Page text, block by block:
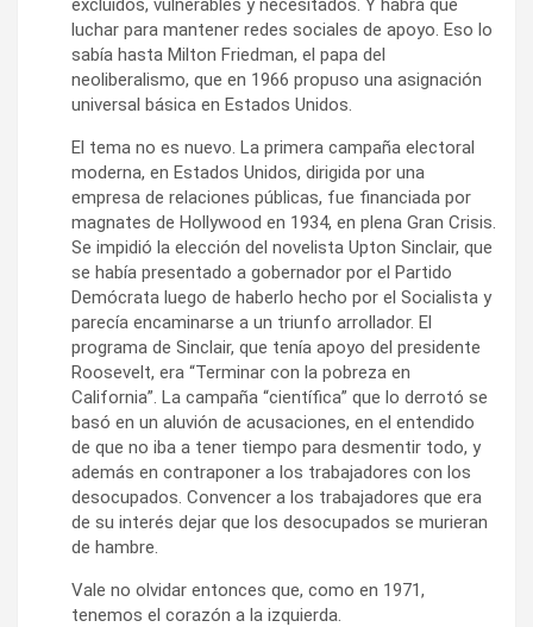
excluidos, vulnerables y necesitados. Y habrá que
luchar para mantener redes sociales de apoyo. Eso lo
sabía hasta Milton Friedman, el papa del
neoliberalismo, que en 1966 propuso una asignación
universal básica en Estados Unidos.
El tema no es nuevo. La primera campaña electoral
moderna, en Estados Unidos, dirigida por una
empresa de relaciones públicas, fue financiada por
magnates de Hollywood en 1934, en plena Gran Crisis.
Se impidió la elección del novelista Upton Sinclair, que
se había presentado a gobernador por el Partido
Demócrata luego de haberlo hecho por el Socialista y
parecía encaminarse a un triunfo arrollador. El
programa de Sinclair, que tenía apoyo del presidente
Roosevelt, era “Terminar con la pobreza en
California”. La campaña “científica” que lo derrotó se
basó en un aluvión de acusaciones, en el entendido
de que no iba a tener tiempo para desmentir todo, y
además en contraponer a los trabajadores con los
desocupados. Convencer a los trabajadores que era
de su interés dejar que los desocupados se murieran
de hambre.
Vale no olvidar entonces que, como en 1971,
tenemos el corazón a la izquierda.